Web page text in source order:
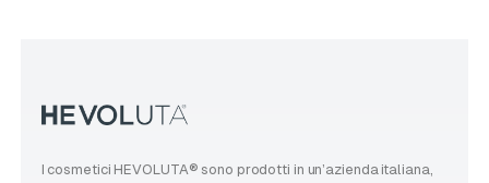
I cosmetici HEVOLUTA® sono prodotti in un’azienda italiana,